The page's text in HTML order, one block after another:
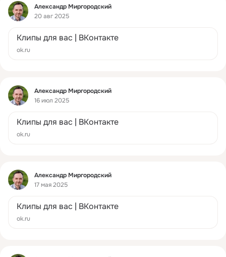
Фид
Александр Миргородский
20 авг 2025
Клипы для вас | ВКонтакте
ok.ru
Фид
Александр Миргородский
16 июл 2025
Клипы для вас | ВКонтакте
ok.ru
Фид
Александр Миргородский
17 мая 2025
Клипы для вас | ВКонтакте
ok.ru